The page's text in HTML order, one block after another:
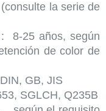
la serie de
:
8-25 años, según
de color de
GB, JIS
SGLCH, Q235B